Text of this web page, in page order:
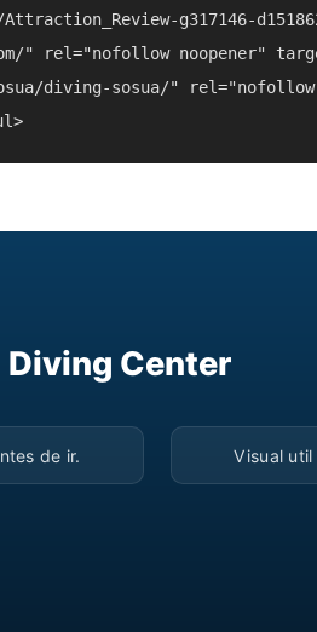
g317146-
" rel="nofollow noopener"
diving-sosua/"
Center
de ir. Visual